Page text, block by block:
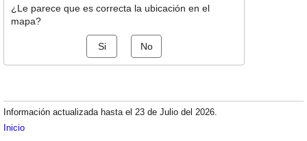
¿Le parece que es correcta la ubicación en el
mapa?
Si No
Información actualizada hasta el 23 de Julio del 2026.
Inicio